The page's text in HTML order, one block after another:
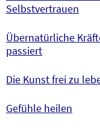
Selbstvertrauen
Übernatürliche
passiert
Die Kunst frei zu
Gefühle heilen